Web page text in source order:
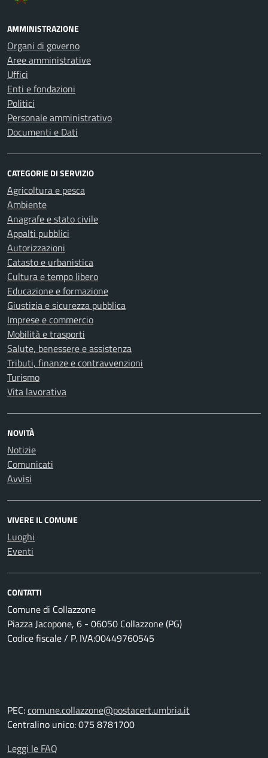
AMMINISTRAZIONE
Organi di governo
Aree amministrative
Uffici
Enti e fondazioni
Politici
Personale amministrativo
Documenti e Dati
CATEGORIE DI SERVIZIO
Agricoltura e pesca
Ambiente
Anagrafe e stato civile
Appalti pubblici
Autorizzazioni
Catasto e urbanistica
Cultura e tempo libero
Educazione e formazione
Giustizia e sicurezza pubblica
Imprese e commercio
Mobilità e trasporti
Salute, benessere e assistenza
Tributi, finanze e contravvenzioni
Turismo
Vita lavorativa
NOVITÀ
Notizie
Comunicati
Avvisi
VIVERE IL COMUNE
Luoghi
Eventi
CONTATTI
Comune di Collazzone
Piazza Jacopone, 6 - 06050 Collazzone (PG)
Codice fiscale / P. IVA:00449760545
PEC:comune.collazzone@postacert.umbria.it
Centralino unico: 075 8781700
Leggi le FAQ